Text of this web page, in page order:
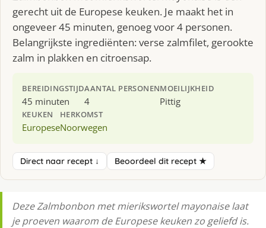
gerecht uit de Europese keuken. Je maakt het in
ongeveer 45 minuten, genoeg voor 4 personen.
Belangrijkste ingrediënten: verse zalmfilet, gerookte
zalm in plakken en citroensap.
BEREIDINGSTIJD
45 minuten
AANTAL PERSONEN
4
MOEILIJKHEID
Pittig
KEUKEN
Europese
HERKOMST
Noorwegen
Direct naar recept ↓ Beoordeel dit recept ★
Deze Zalmbonbon met mierikswortel mayonaise laat
je proeven waarom de Europese keuken zo geliefd is.